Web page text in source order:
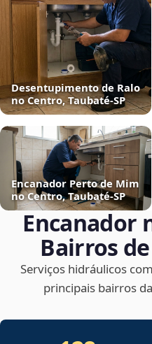
Desentupimento de Ralo
no Centro, Taubaté‑SP
Encanador Perto de Mim
no Centro, Taubaté‑SP
Encanador
Bairros de
Serviços hidráulicos
principais bairros